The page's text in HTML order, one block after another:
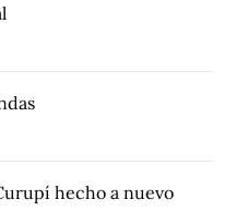
hecho a nuevo